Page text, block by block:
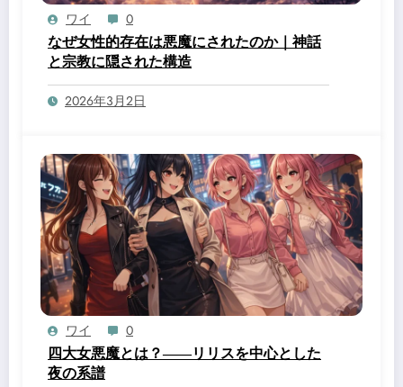
ワイ 0
なぜ女性的存在は悪魔にされたのか｜神話
と宗教に隠された構造
2026年3月2日
ワイ 0
四大女悪魔とは？――リリスを中心とした
夜の系譜